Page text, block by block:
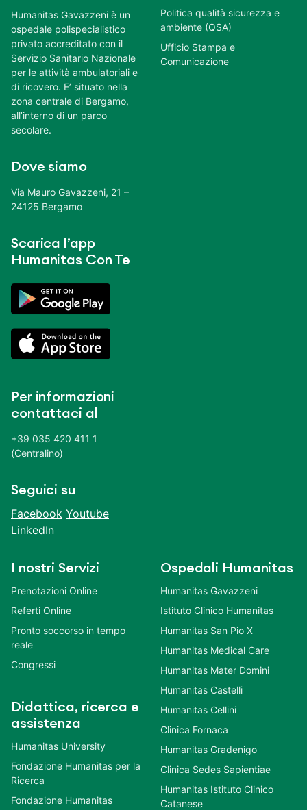
Humanitas Gavazzeni è un
ospedale polispecialistico
privato accreditato con il
Servizio Sanitario Nazionale
per le attività ambulatoriali e
di ricovero. E’ situato nella
zona centrale di Bergamo,
all’interno di un parco
secolare.
Dove siamo
Via Mauro Gavazzeni, 21 –
24125 Bergamo
Scarica l’app
Humanitas Con Te
Per informazioni
contattaci al
+39 035 420 411 1
(Centralino)
Seguici su
Facebook Youtube
LinkedIn
Politica qualità sicurezza e
ambiente (QSA)
Ufficio Stampa e
Comunicazione
I nostri Servizi
Prenotazioni Online
Referti Online
Pronto soccorso in tempo
reale
Congressi
Didattica, ricerca e
assistenza
Humanitas University
Fondazione Humanitas per la
Ricerca
Fondazione Humanitas
Ospedali Humanitas
Humanitas Gavazzeni
Istituto Clinico Humanitas
Humanitas San Pio X
Humanitas Medical Care
Humanitas Mater Domini
Humanitas Castelli
Humanitas Cellini
Clinica Fornaca
Humanitas Gradenigo
Clinica Sedes Sapientiae
Humanitas Istituto Clinico
Catanese